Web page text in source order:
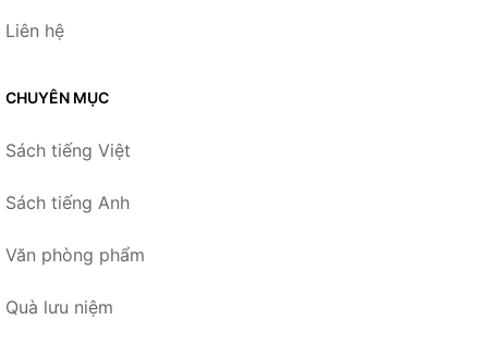
Liên hệ
CHUYÊN MỤC
Sách tiếng Việt
Sách tiếng Anh
Văn phòng phẩm
Quà lưu niệm